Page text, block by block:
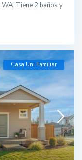
WA. Tiene 2 baños y
Casa Uni Familiar